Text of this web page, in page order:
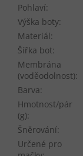
Pohlaví:
Výška boty:
Materiál:
Šířka bot:
Membrána
(voděodolnost):
Barva:
Hmotnost/pár
(g):
Šněrování:
Určené pro